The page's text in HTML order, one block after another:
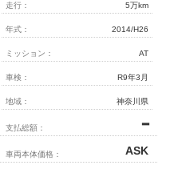
走行： 5万km
年式： 2014/H26
ミッション： AT
車検： R9年3月
地域： 神奈川県
支払総額： ━
車両本体価格： ASK